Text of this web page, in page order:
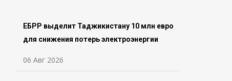
ЕБРР выделит Таджикистану 10 млн евро
для снижения потерь электроэнергии
06 Авг 2026